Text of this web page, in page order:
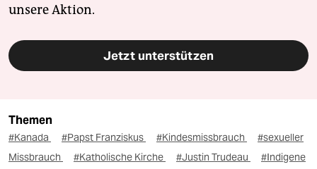
unsere Aktion.
Jetzt unterstützen
Themen
#Kanada #Papst Franziskus #Kindesmissbrauch
#sexueller
Missbrauch
#Katholische Kirche #Justin Trudeau
#Indigene